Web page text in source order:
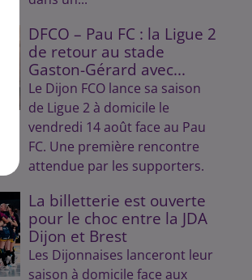
DFCO – Pau FC : la Ligue 2
de retour au stade
Gaston-Gérard avec...
Le Dijon FCO lance sa saison
de Ligue 2 à domicile le
vendredi 14 août face au Pau
FC. Une première rencontre
attendue par les supporters.
La billetterie est ouverte
pour le choc entre la JDA
Dijon et Brest
Les Dijonnaises lanceront leur
saison à domicile face aux